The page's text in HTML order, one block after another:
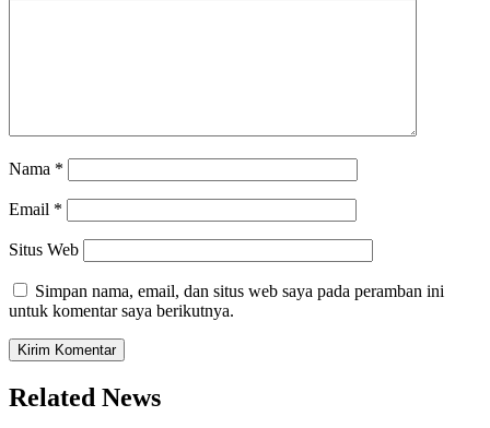
Nama *
Email *
Situs Web
Simpan nama, email, dan situs web saya pada peramban ini
untuk komentar saya berikutnya.
Related News